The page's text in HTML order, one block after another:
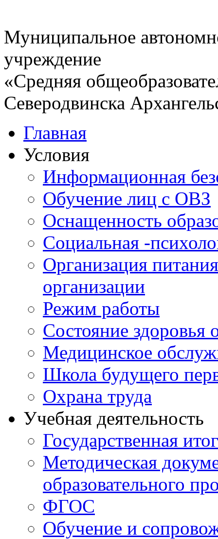
Муниципальное
учреждение
«Средняя
Северодвинска
Главная
Условия
Информационная
Обучение лиц с ОВЗ
Оснащенность
Социальная -
Организация
организации
Режим работы
Состояние
Медицинское
Школа будущего
Охрана труда
Учебная деятельность
Государственная
Методическая
образовательного
ФГОС
Обучение и